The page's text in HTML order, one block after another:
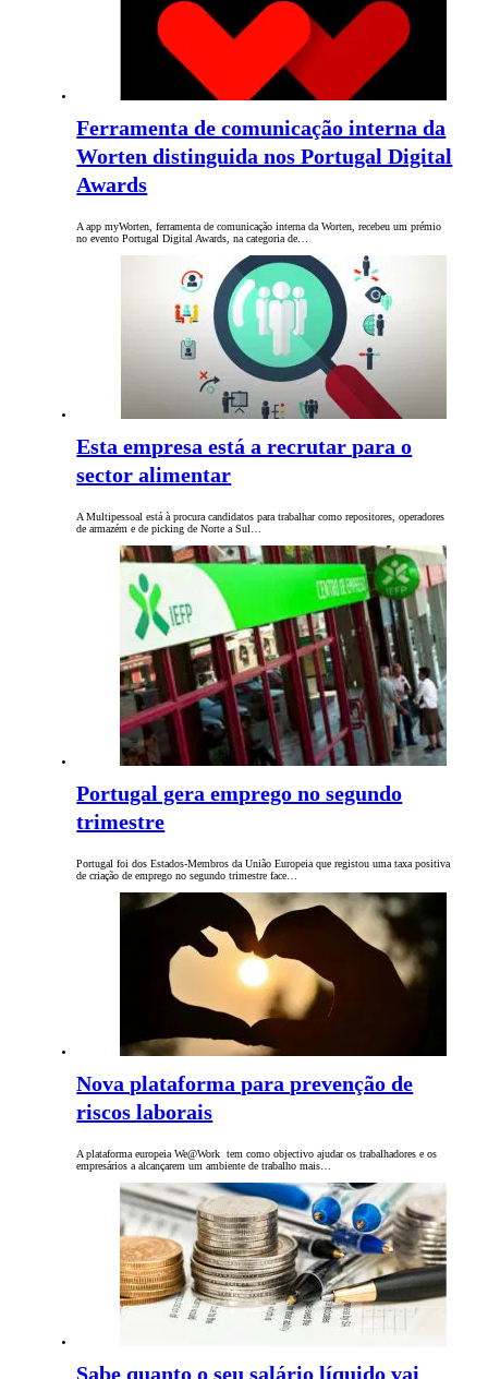
Ferramenta de comunicação interna da
Worten distinguida nos Portugal Digital
Awards
A app myWorten, ferramenta de comunicação interna da Worten, recebeu um prémio
no evento Portugal Digital Awards, na categoria de…
Esta empresa está a recrutar para o
sector alimentar
A Multipessoal está à procura candidatos para trabalhar como repositores, operadores
de armazém e de picking de Norte a Sul…
Portugal gera emprego no segundo
trimestre
Portugal foi dos Estados-Membros da União Europeia que registou uma taxa positiva
de criação de emprego no segundo trimestre face…
Nova plataforma para prevenção de
riscos laborais
A plataforma europeia We@Work tem como objectivo ajudar os trabalhadores e os
empresários a alcançarem um ambiente de trabalho mais…
Sabe quanto o seu salário líquido vai